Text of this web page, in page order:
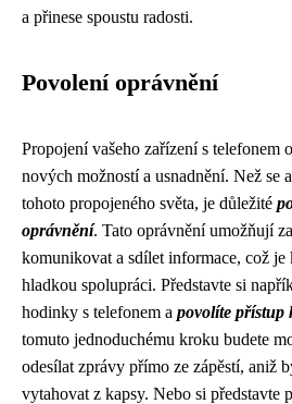
a přinese spoustu radosti.
Povolení oprávnění
Propojení vašeho zařízení s telefonem
nových možností a usnadnění. Než se
tohoto propojeného světa, je důležité
oprávnění. Tato oprávnění umožňují
komunikovat a sdílet informace, což
hladkou spolupráci. Představte si
hodinky s telefonem a povolíte přístup
tomuto jednoduchému kroku budete
odesílat zprávy přímo ze zápěstí, aniž
vytahovat z kapsy. Nebo si představte